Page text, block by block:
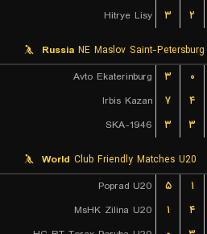
Hitrye Lisy
۳ ۲
Russia NE Maslov Saint-Petersburg
Avto Ekaterinburg
۳ ۰
Irbis Kazan
۷ ۴
SKA-1946
۳ ۳
World Club Friendly Matches U20
Poprad U20
۵ ۱
MsHK Zilina U20
۱ ۴